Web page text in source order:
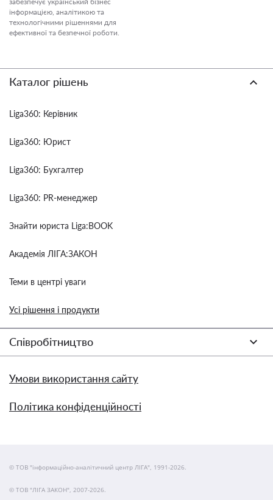
інформацією, аналітикою та
технологічними рішеннями для
ефективної та безпечної роботи.
Каталог рішень
Liga360: Керівник
Liga360: Юрист
Liga360: Бухгалтер
Liga360: PR-менеджер
Знайти юриста Liga:BOOK
Академія ЛІГА:ЗАКОН
Теми в центрі уваги
Усі рішення і продукти
Співробітництво
Умови використання сайту
Політика конфіденційності
© ТОВ "інформаційно-аналітичний центр ЛІГА", 1991-2026.
© ТОВ "ЛІГА ЗАКОН", 2007-2026.